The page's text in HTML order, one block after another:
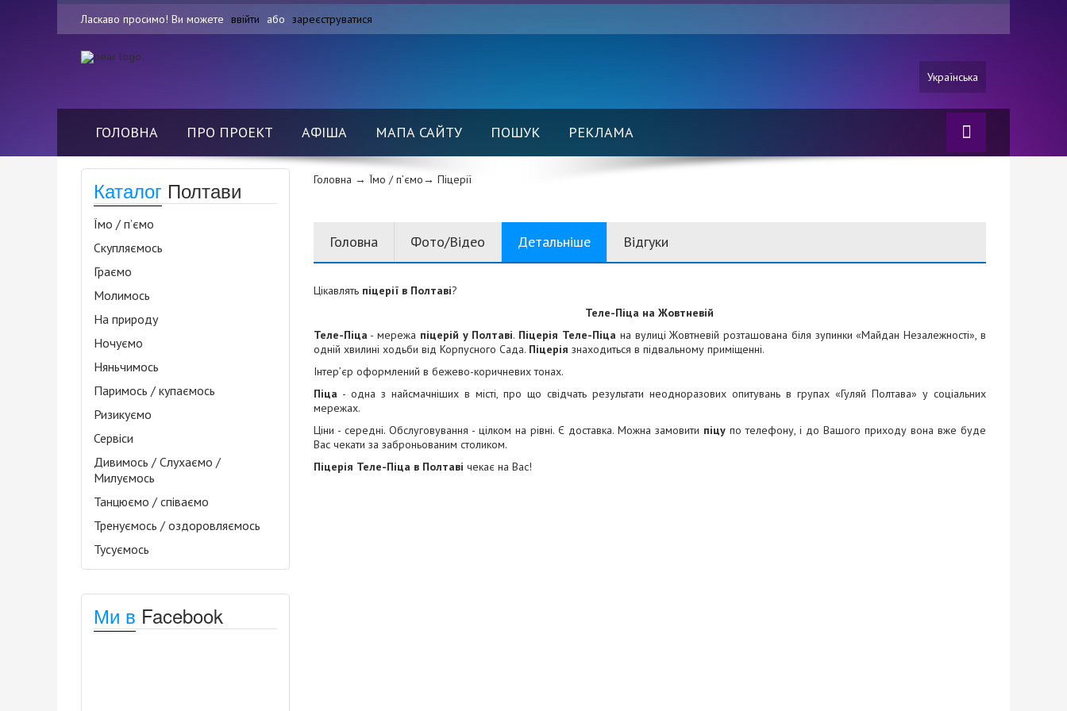
Ласкаво просимо! Ви можете ввійти або зареєструватися
Українська
ГОЛОВНА ПРО ПРОЕКТ АФІША МАПА САЙТУ ПОШУК РЕКЛАМА
Каталог Полтави
Їмо / п’ємо
Скупляємось
Граємо
Молимось
На природу
Ночуємо
Няньчимось
Паримось / купаємось
Ризикуємо
Сервіси
Дивимось / Слухаємо /
Милуємось
Танцюємо / співаємо
Тренуємось / оздоровляємось
Тусуємось
Ми в Facebook
Головна → Їмо / п’ємо→ Піцерії
Головна Фото/Відео Детальніше Відгуки
Цікавлять піцерії в Полтаві?
Теле-Піца на Жовтневій
Теле-Піца - мережа піцерій у Полтаві. Піцерія Теле-Піца на вулиці Жовтневій розташована біля зупинки «Майдан Незалежності», в
одній хвилині ходьби від Корпусного Сада. Піцерія знаходиться в підвальному приміщенні.
Інтер’єр оформлений в бежево-коричневих тонах.
Піца - одна з найсмачніших в місті, про що свідчать результати неодноразових опитувань в групах «Гуляй Полтава» у соціальних
мережах.
Ціни - середні. Обслуговування - цілком на рівні. Є доставка. Можна замовити піцупо телефону, і до Вашого приходу вона вже буде
Вас чекати за заброньованим столиком.
Піцерія Теле-Піца в Полтаві чекає на Вас!